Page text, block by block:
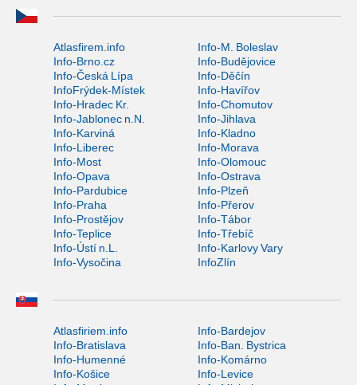
Atlasfirem.info
Info-M. Boleslav
Info-Brno.cz
Info-Budějovice
Info-Česká Lípa
Info-Děčín
InfoFrýdek-Místek
Info-Havířov
Info-Hradec Kr.
Info-Chomutov
Info-Jablonec n.N.
Info-Jihlava
Info-Karviná
Info-Kladno
Info-Liberec
Info-Morava
Info-Most
Info-Olomouc
Info-Opava
Info-Ostrava
Info-Pardubice
Info-Plzeň
Info-Praha
Info-Přerov
Info-Prostějov
Info-Tábor
Info-Teplice
Info-Třebíč
Info-Ústí n.L.
Info-Karlovy Vary
Info-Vysočina
InfoZlín
Atlasfiriem.info
Info-Bardejov
Info-Bratislava
Info-Ban. Bystrica
Info-Humenné
Info-Komárno
Info-Košice
Info-Levice